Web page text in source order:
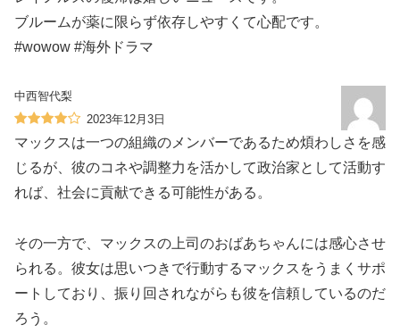
ブルームが薬に限らず依存しやすくて心配です。
#wowow #海外ドラマ
中西智代梨
2023年12月3日
マックスは一つの組織のメンバーであるため煩わしさを感
じるが、彼のコネや調整力を活かして政治家として活動す
れば、社会に貢献できる可能性がある。
その一方で、マックスの上司のおばあちゃんには感心させ
られる。彼女は思いつきで行動するマックスをうまくサポ
ートしており、振り回されながらも彼を信頼しているのだ
ろう。